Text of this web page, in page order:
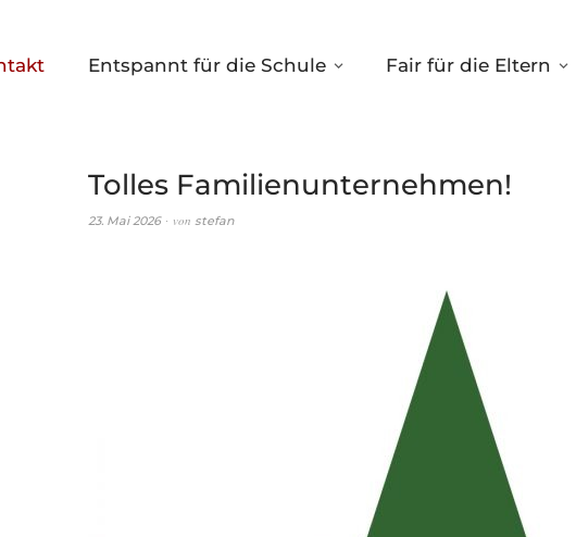
Entspannt für die Schule Fair für die Eltern
Tolles Familienunternehmen!
23. Mai 2026 von stefan